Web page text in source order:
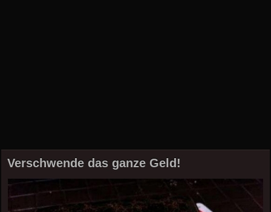
Verschwende das ganze Geld!